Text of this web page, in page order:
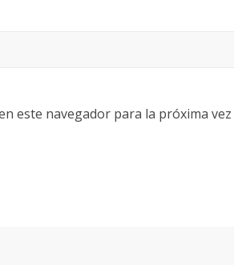
este navegador para la próxima vez